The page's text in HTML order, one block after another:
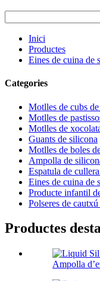
Inici
Productes
Eines de cuina de
Categories
Motlles de cubs
Motlles de
Motlles de
Guants de silicona
Motlles de boles
Ampolla de
Espatula de
Eines de cuina de
Producte infantil
Polseres de
Productes
Ampolla